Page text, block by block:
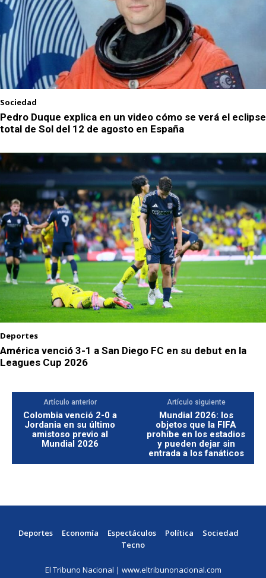
Sociedad
Pedro Duque explica en un video cómo se verá el eclipse
total de Sol del 12 de agosto en España
Deportes
América venció 3-1 a San Diego FC en su debut en la
Leagues Cup 2026
Artículo anterior
Colombia venció 2-0 a
Jordania en su último
amistoso previo al
Mundial 2026
Artículo siguiente
Mundial 2026: los
objetos que la FIFA
prohíbe en los estadios
y pueden dejar sin
entrada a los fanáticos
Deportes Economía Espectáculos Política
Sociedad
Tecno
El Tribuno Nacional | www.eltribunonacional.com